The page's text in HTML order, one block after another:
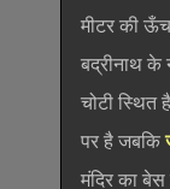
मीटर की
बद्रीनाथ के
चोटी स्थित
पर है जबकि
मंदिर का